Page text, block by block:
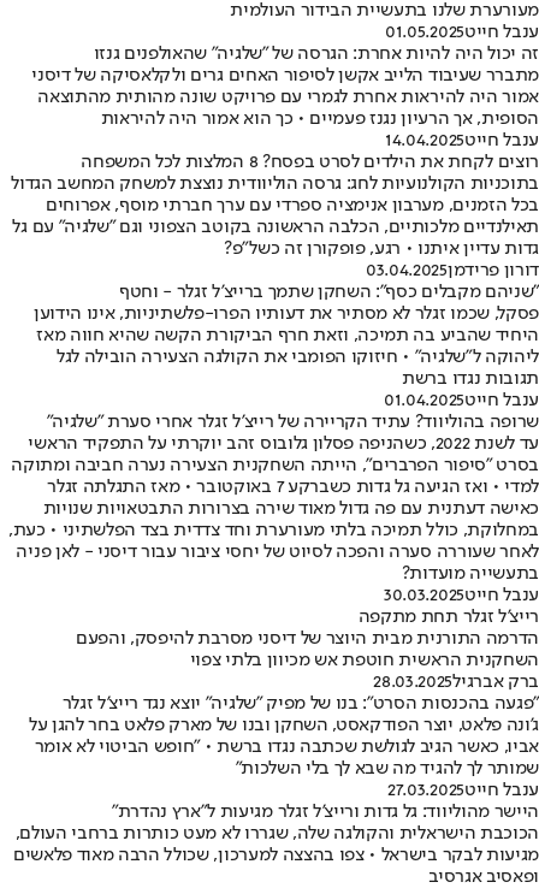
מעורערת שלנו בתעשיית הבידור העולמית
ענבל חייט01.05.2025
זה יכול היה להיות אחרת: הגרסה של "שלגיה" שהאולפנים גנזו
מתברר שעיבוד הלייב אקשן לסיפור האחים גרים ולקלאסיקה של דיסני
אמור היה להיראות אחרת לגמרי עם פרויקט שונה מהותית מהתוצאה
הסופית, אך הרעיון נגנז פעמיים • כך הוא אמור היה להיראות
ענבל חייט14.04.2025
רוצים לקחת את הילדים לסרט בפסח? 8 המלצות לכל המשפחה
בתוכניות הקולנועיות לחג: גרסה הוליוודית נוצצת למשחק המחשב הגדול
בכל הזמנים, מערבון אנימציה ספרדי עם ערך חברתי מוסף, אפרוחים
תאילנדיים מלכותיים, הכלבה הראשונה בקוטב הצפוני וגם "שלגיה" עם גל
גדות עדיין איתנו • רגע, פופקורן זה כשל"פ?
דורון פרידמן03.04.2025
"שניהם מקבלים כסף": השחקן שתמך ברייצ'ל זגלר - וחטף
פסקל, שכמו זגלר לא מסתיר את דעותיו הפרו-פלשתיניות, אינו הידוען
היחיד שהביע בה תמיכה, וזאת חרף הביקורת הקשה שהיא חווה מאז
ליהוקה ל"שלגיה" • חיזוקו הפומבי את הקולגה הצעירה הובילה לגל
תגובות נגדו ברשת
ענבל חייט01.04.2025
שרופה בהוליווד? עתיד הקריירה של רייצ'ל זגלר אחרי סערת "שלגיה"
עד לשנת 2022, כשהניפה פסלון גלובוס זהב יוקרתי על התפקיד הראשי
בסרט "סיפור הפרברים", הייתה השחקנית הצעירה נערה חביבה ומתוקה
למדי • ואז הגיעה גל גדות כשברקע 7 באוקטובר • מאז התגלתה זגלר
כאישה דעתנית עם פה גדול מאוד שירה בצרורות התבטאויות שנויות
במחלוקת, כולל תמיכה בלתי מעורערת וחד צדדית בצד הפלשתיני • כעת,
לאחר שעוררה סערה והפכה לסיוט של יחסי ציבור עבור דיסני - לאן פניה
בתעשייה מועדות?
ענבל חייט30.03.2025
רייצ'ל זגלר תחת מתקפה
הדרמה התורנית מבית היוצר של דיסני מסרבת להיפסק, והפעם
השחקנית הראשית חוטפת אש מכיוון בלתי צפוי
ברק אברגיל28.03.2025
"פגעה בהכנסות הסרט": בנו של מפיק "שלגיה" יוצא נגד רייצ'ל זגלר
ג'ונה פלאט, יוצר הפודקאסט, השחקן ובנו של מארק פלאט בחר להגן על
אביו, כאשר הגיב לגולשת שכתבה נגדו ברשת • "חופש הביטוי לא אומר
שמותר לך להגיד מה שבא לך בלי השלכות"
ענבל חייט27.03.2025
היישר מהוליווד: גל גדות ורייצ'ל זגלר מגיעות ל"ארץ נהדרת"
הכוכבת הישראלית והקולגה שלה, שגררו לא מעט כותרות ברחבי העולם,
מגיעות לבקר בישראל • צפו בהצצה למערכון, שכולל הרבה מאוד פלאשים
ופאסיב אגרסיב